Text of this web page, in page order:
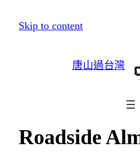
跳
Skip to content
唐山過台灣
Roadside